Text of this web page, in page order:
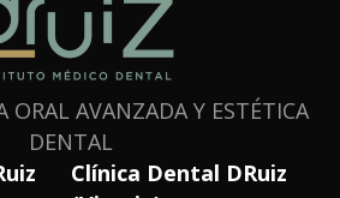
ORAL AVANZADA Y ESTÉTICA
DENTAL
Clínica Dental DRuiz